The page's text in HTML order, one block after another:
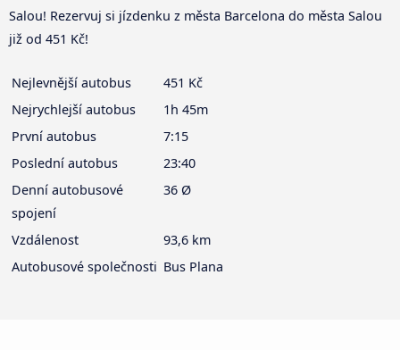
Salou! Rezervuj si jízdenku z města Barcelona do města Salou
již od 451 Kč!
Nejlevnější autobus
451 Kč
Nejrychlejší autobus
1h 45m
První autobus
7:15
Poslední autobus
23:40
Denní autobusové
spojení
36 Ø
Vzdálenost
93,6 km
Autobusové společnosti Bus Plana